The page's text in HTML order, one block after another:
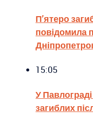
П’ятеро
повідомила
15:05
У
загиблих